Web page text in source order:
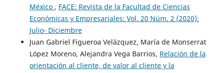
México , FACE: Revista de la Facultad de Ciencias
Económicas y Empresariales: Vol. 20 Núm. 2 (2020):
Julio- Diciembre
Juan Gabriel Figueroa Velázquez, María de Monserrat
López Moreno, Alejandra Vega Barrios, Relación de la
orientación al cliente, de valor al cliente y la